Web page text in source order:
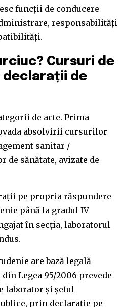
funcții de conducere
responsabilități
Cursuri de
declarații de
de acte. Prima
absolvirii cursurilor
sanitar /
sănătate, avizate de
pe propria răspundere
până la gradul IV
în secția, laboratorul
are bază legală
din Legea 95/2006 prevede
laborator și șeful
prin declarație pe